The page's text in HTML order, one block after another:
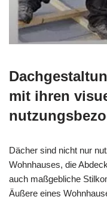
mit ihren
Dächer sind nicht nur
Wohnhauses, die
auch maßgebliche
Äußere eines